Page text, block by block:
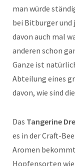
man würde
bei Bitburger
davon auch mal
anderen schon
Ganze ist
Abteilung eines
davon, wie sind
Das Tangerine
es in der Craft-
Aromen
Hopfensorten wie